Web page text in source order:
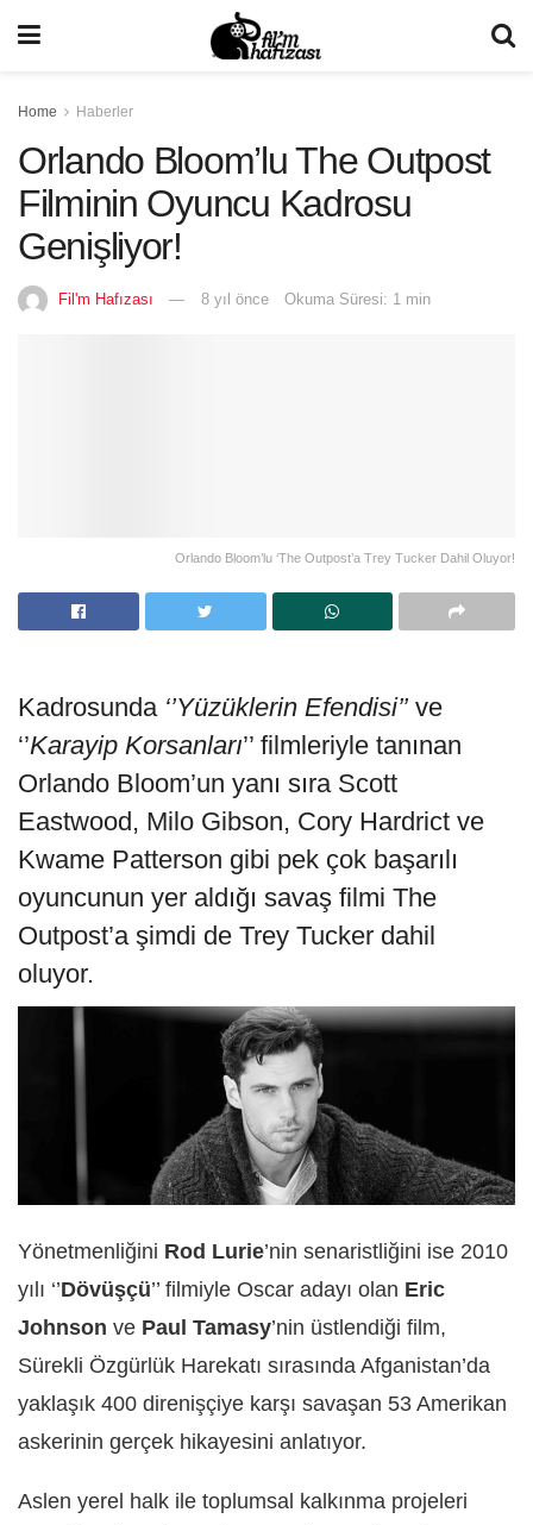
Home Haberler
Orlando Bloom’lu The Outpost
Filminin Oyuncu Kadrosu
Genişliyor!
Fil'm Hafızası 8 yıl önce Okuma Süresi: 1 min
Orlando Bloom’lu ‘The Outpost’a Trey Tucker Dahil Oluyor!
Kadrosunda ‘’Yüzüklerin Efendisi’’ ve
‘’Karayip Korsanları’’ filmleriyle tanınan
Orlando Bloom’un yanı sıra Scott
Eastwood, Milo Gibson, Cory Hardrict ve
Kwame Patterson gibi pek çok başarılı
oyuncunun yer aldığı savaş filmi The
Outpost’a şimdi de Trey Tucker dahil
oluyor.
Yönetmenliğini Rod Lurie’nin senaristliğini ise 2010
yılı ‘’Dövüşçü’’ filmiyle Oscar adayı olan Eric
Johnson ve Paul Tamasy’nin üstlendiği film,
Sürekli Özgürlük Harekatı sırasında Afganistan’da
yaklaşık 400 direnişçiye karşı savaşan 53 Amerikan
askerinin gerçek hikayesini anlatıyor.
Aslen yerel halk ile toplumsal kalkınma projeleri